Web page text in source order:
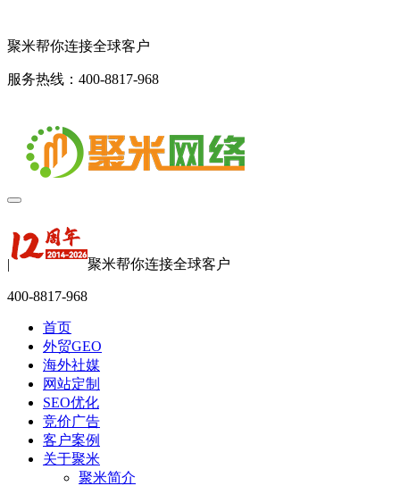
聚米帮你连接全球客户
服务热线：400-8817-968
| 聚米帮你连接全球客户
400-8817-968
首页
外贸GEO
海外社媒
网站定制
SEO优化
竞价广告
客户案例
关于聚米
聚米简介